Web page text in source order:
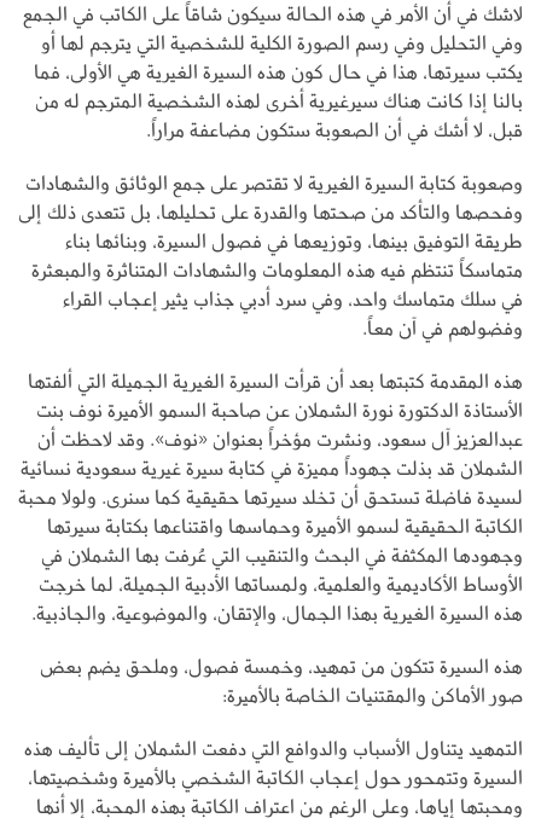
لاشك في أن الأمر في هذه الحالة سيكون شاقاً على الكاتب في الجمع
وفي التحليل وفي رسم الصورة الكلية للشخصية التي يترجم لها أو
يكتب سيرتها، هذا في حال كون هذه السيرة الغيرية هي الأولى، فما
بالنا إذا كانت هناك سيرغيرية أخرى لهذه الشخصية المترجم له من
قبل، لا أشك في أن الصعوبة ستكون مضاعفة مراراً.
وصعوبة كتابة السيرة الغيرية لا تقتصر على جمع الوثائق والشهادات
وفحصها والتأكد من صحتها والقدرة على تحليلها، بل تتعدى ذلك إلى
طريقة التوفيق بينها، وتوزيعها في فصول السيرة، وبنائها بناء
متماسكاً تنتظم فيه هذه المعلومات والشهادات المتناثرة والمبعثرة
في سلك متماسك واحد، وفي سرد أدبي جذاب يثير إعجاب القراء
وفضولهم في آن معاً.
هذه المقدمة كتبتها بعد أن قرأت السيرة الغيرية الجميلة التي ألفتها
الأستاذة الدكتورة نورة الشملان عن صاحبة السمو الأميرة نوف بنت
عبدالعزيز آل سعود، ونشرت مؤخراً بعنوان «نوف». وقد لاحظت أن
الشملان قد بذلت جهوداً مميزة في كتابة سيرة غيرية سعودية نسائية
لسيدة فاضلة تستحق أن تخلد سيرتها حقيقية كما سنرى. ولولا محبة
الكاتبة الحقيقية لسمو الأميرة وحماسها واقتناعها بكتابة سيرتها
وجهودها المكثفة في البحث والتنقيب التي عُرفت بها الشملان في
الأوساط الأكاديمية والعلمية، ولمساتها الأدبية الجميلة، لما خرجت
هذه السيرة الغيرية بهذا الجمال، والإتقان، والموضوعية، والجاذبية.
هذه السيرة تتكون من تمهيد، وخمسة فصول، وملحق يضم بعض
صور الأماكن والمقتنيات الخاصة بالأميرة:
التمهيد يتناول الأسباب والدوافع التي دفعت الشملان إلى تأليف هذه
السيرة وتتمحور حول إعجاب الكاتبة الشخصي بالأميرة وشخصيتها،
ومحبتها إياها، وعلى الرغم من اعتراف الكاتبة بهذه المحبة، إلا أنها